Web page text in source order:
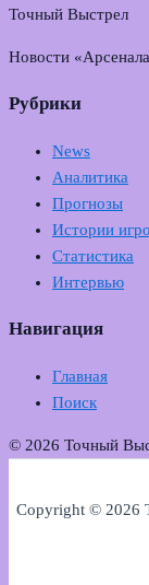
Точный Выстрел
Новости
Рубрики
News
Аналитика
Прогнозы
Истории
Статистика
Интервью
Навигация
Главная
Поиск
© 2026 Точный
Copyright © 2026